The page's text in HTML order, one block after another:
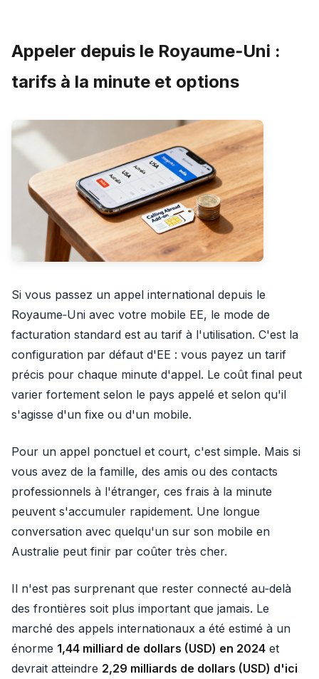
Appeler depuis le Royaume‑Uni :
tarifs à la minute et options
Si vous passez un appel international depuis le
Royaume‑Uni avec votre mobile EE, le mode de
facturation standard est au tarif à l'utilisation. C'est la
configuration par défaut d'EE : vous payez un tarif
précis pour chaque minute d'appel. Le coût final peut
varier fortement selon le pays appelé et selon qu'il
s'agisse d'un fixe ou d'un mobile.
Pour un appel ponctuel et court, c'est simple. Mais si
vous avez de la famille, des amis ou des contacts
professionnels à l'étranger, ces frais à la minute
peuvent s'accumuler rapidement. Une longue
conversation avec quelqu'un sur son mobile en
Australie peut finir par coûter très cher.
Il n'est pas surprenant que rester connecté au‑delà
des frontières soit plus important que jamais. Le
marché des appels internationaux a été estimé à un
énorme 1,44 milliard de dollars (USD) en 2024 et
devrait atteindre 2,29 milliards de dollars (USD) d'ici